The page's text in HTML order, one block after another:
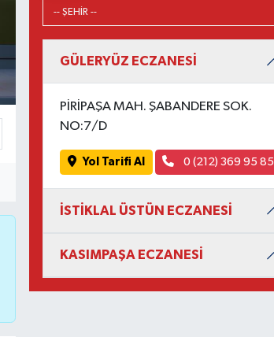
GÜLERYÜZ ECZANESİ
PİRİPAŞA MAH. ŞABANDERE SOK.
NO:7/D
Yol Tarifi Al 0 (212) 369 95 85
İSTİKLAL ÜSTÜN ECZANESİ
KASIMPAŞA ECZANESİ